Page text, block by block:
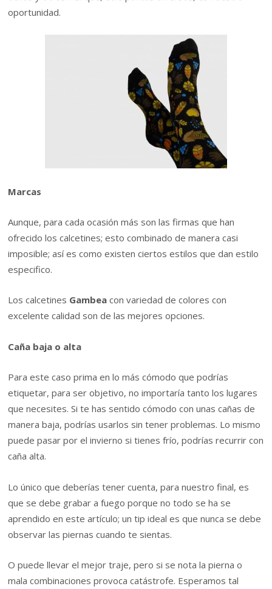
oportunidad.
Marcas
Aunque, para cada ocasión más son las firmas que han
ofrecido los calcetines; esto combinado de manera casi
imposible; así es como existen ciertos estilos que dan estilo
especifico.
Los calcetines Gambeacon variedad de colores con
excelente calidad son de las mejores opciones.
Caña baja o alta
Para este caso prima en lo más cómodo que podrías
etiquetar, para ser objetivo, no importaría tanto los lugares
que necesites. Si te has sentido cómodo con unas cañas de
manera baja, podrías usarlos sin tener problemas. Lo mismo
puede pasar por el invierno si tienes frío, podrías recurrir con
caña alta.
Lo único que deberías tener cuenta, para nuestro final, es
que se debe grabar a fuego porque no todo se ha se
aprendido en este artículo; un tip ideal es que nunca se debe
observar las piernas cuando te sientas.
O puede llevar el mejor traje, pero si se nota la pierna o
mala combinaciones provoca catástrofe. Esperamos tal